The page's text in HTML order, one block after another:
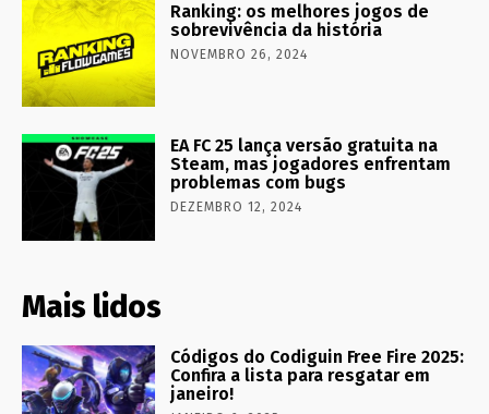
Ranking: os melhores jogos de
sobrevivência da história
NOVEMBRO 26, 2024
EA FC 25 lança versão gratuita na
Steam, mas jogadores enfrentam
problemas com bugs
DEZEMBRO 12, 2024
Mais lidos
Códigos do Codiguin Free Fire 2025:
Confira a lista para resgatar em
janeiro!